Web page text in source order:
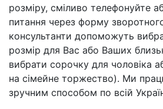
розміру, сміливо телефонуйте
питання через форму
консультанти допоможуть
розмір для Вас або Ваших
вибрати сорочку для чоловіка
на сімейне торжество). Ми
зручним способом по всій